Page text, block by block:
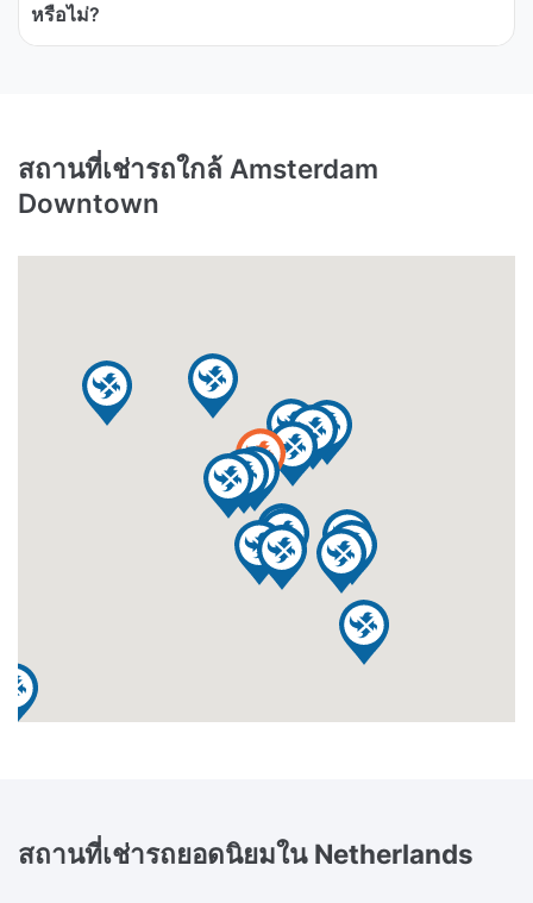
หรือไม่?
สถานที่เช่ารถใกล้ Amsterdam
Downtown
สถานที่เช่ารถยอดนิยมใน Netherlands